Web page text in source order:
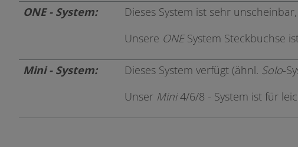
ONE - System:
Dieses System ist sehr
Unsere ONESystem Steckbuchse
Mini - System: Dieses System verfügt (ähnl. Solo-
Unser Mini4/6/8 - System ist für